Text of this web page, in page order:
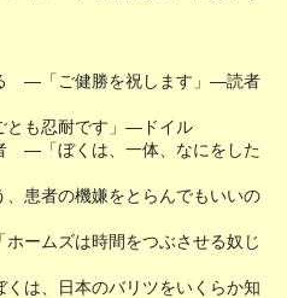
―「ご健勝を祝します」―読者
も忍耐です」―ドイル
―「ぼくは、一体、なにをした
者の機嫌をとらんでもいいの
ムズは時間をつぶさせる奴じ
、日本のバリツをいくらか知